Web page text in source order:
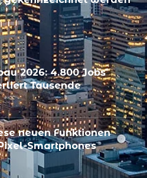
2026: 4.800 Jobs
Tausende
neuen Funktionen
Smartphones